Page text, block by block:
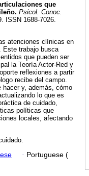
que
Psicol. Conoc.
ISSN 1688-7026.
atenciones clínicas en
Este trabajo busca
que pueden ser
la Teoría Actor-Red y
reflexiones a partir
recibe del campo.
y, además, cómo
lo que es
de cuidado,
políticas que
locales, afectando
· Portuguese (